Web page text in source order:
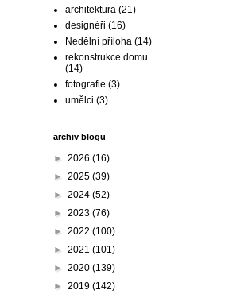
architektura (21)
designéři (16)
Nedělní příloha (14)
rekonstrukce domu
(14)
fotografie (3)
umělci (3)
archiv blogu
► 2026 (16)
► 2025 (39)
► 2024 (52)
► 2023 (76)
► 2022 (100)
► 2021 (101)
► 2020 (139)
► 2019 (142)